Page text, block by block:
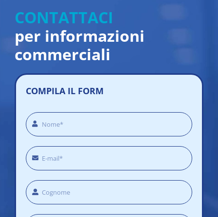
CONTATTACI
per informazioni
commerciali
COMPILA IL FORM